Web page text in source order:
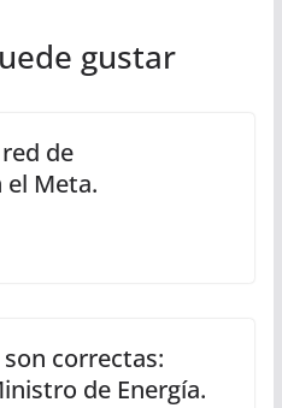
gustar
de
Meta.
son correctas:
de Energía.